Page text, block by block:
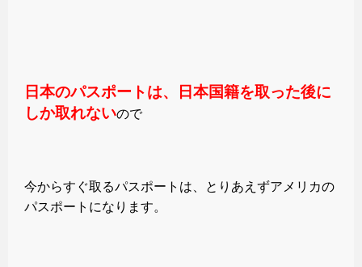
日本のパスポートは、日本国籍を取った後に
しか取れないので
今からすぐ取るパスポートは、とりあえずアメリカの
パスポートになります。